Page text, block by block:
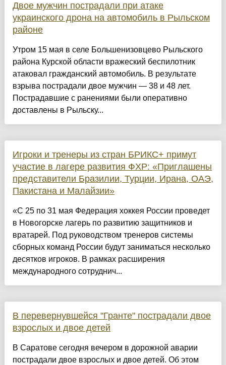
Двое мужчин пострадали при атаке
украинского дрона на автомобиль в Рыльском
районе
Утром 15 мая в селе Большенизовцево Рыльского
района Курской области вражеский беспилотник
атаковал гражданский автомобиль. В результате
взрыва пострадали двое мужчин — 38 и 48 лет.
Пострадавшие с ранениями были оперативно
доставлены в Рыльску...
Игроки и тренеры из стран БРИКС+ примут
участие в лагере развития ФХР: «Приглашены
представители Бразилии, Турции, Ирана, ОАЭ,
Пакистана и Малайзии»
«С 25 по 31 мая Федерация хоккея России проведет
в Новогорске лагерь по развитию защитников и
вратарей. Под руководством тренеров системы
сборных команд России будут заниматься несколько
десятков игроков. В рамках расширения
международного сотруднич...
В перевернувшейся "Гранте" пострадали двое
взрослых и двое детей
В Саратове сегодня вечером в дорожной аварии
пострадали двое взрослых и двое детей. Об этом